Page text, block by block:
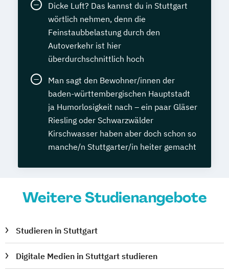
Dicke Luft? Das kannst du in Stuttgart
wörtlich nehmen, denn die
Feinstaubbelastung durch den
Autoverkehr ist hier
überdurchschnittlich hoch
Man sagt den Bewohner/innen der
baden-württembergischen Hauptstadt
ja Humorlosigkeit nach – ein paar Gläser
Riesling oder Schwarzwälder
Kirschwasser haben aber doch schon so
manche/n Stuttgarter/in heiter gemacht
Weitere Studienangebote
Studieren in Stuttgart
Digitale Medien in Stuttgart studieren